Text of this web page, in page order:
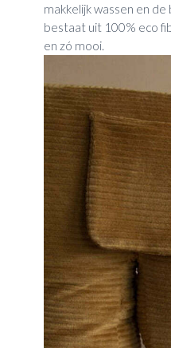
makkelijk wassen en
bestaat uit 100% eco
en zó mooi.